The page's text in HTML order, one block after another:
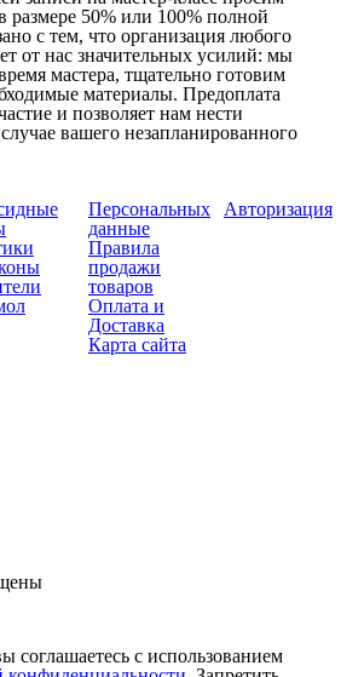
размере 50% или 100% полной
с тем, что организация любого
от нас значительных усилий: мы
мастера, тщательно готовим
материалы. Предоплата
и позволяет нам нести
вашего незапланированного
Персональных
данные
Правила
продажи
товаров
Оплата и
Доставка
Карта сайта
Авторизация
соглашаетесь с использованием